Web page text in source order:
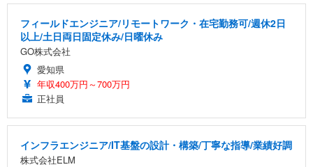
フィールドエンジニア/リモートワーク・在宅勤務可/週休2日
以上/土日両日固定休み/日曜休み
GO株式会社
愛知県
年収400万円～700万円
正社員
インフラエンジニア/IT基盤の設計・構築/丁寧な指導/業績好調
株式会社ELM